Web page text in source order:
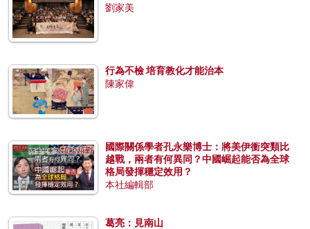
劉家美
行為不檢 培育教化才能治本
陳家偉
國際關係學者孔永樂博士：將美伊衝突類比
越戰，兩者有何異同？中國崛起能否為全球
格局發揮穩定效用？
本社編輯部
葛亮：見南山